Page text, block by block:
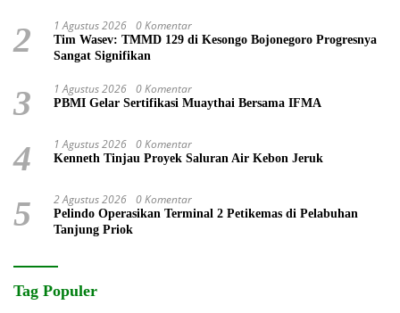
2 1 Agustus 2026 0 Komentar
Tim Wasev: TMMD 129 di Kesongo Bojonegoro Progresnya
Sangat Signifikan
3 1 Agustus 2026 0 Komentar
PBMI Gelar Sertifikasi Muaythai Bersama IFMA
4 1 Agustus 2026 0 Komentar
Kenneth Tinjau Proyek Saluran Air Kebon Jeruk
5 2 Agustus 2026 0 Komentar
Pelindo Operasikan Terminal 2 Petikemas di Pelabuhan
Tanjung Priok
Tag Populer